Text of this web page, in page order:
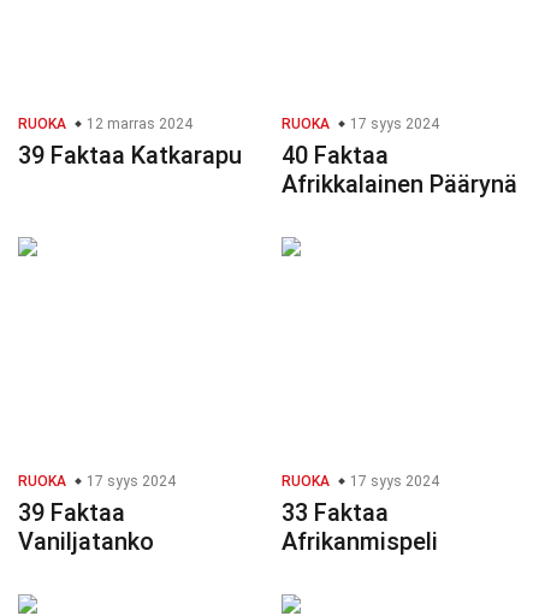
RUOKA 12 marras 2024
39 Faktaa Katkarapu
RUOKA 17 syys 2024
40 Faktaa
Afrikkalainen Päärynä
RUOKA 17 syys 2024
39 Faktaa
Vaniljatanko
RUOKA 17 syys 2024
33 Faktaa
Afrikanmispeli